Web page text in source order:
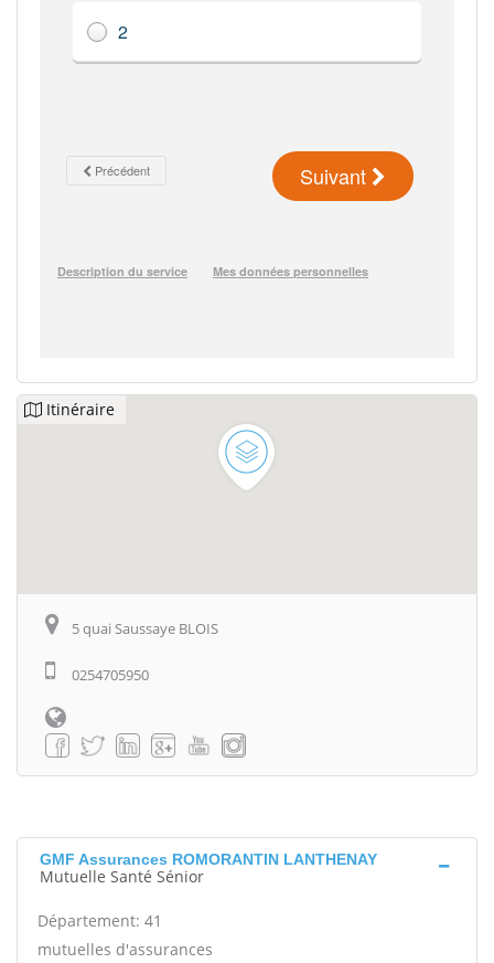
Itinéraire
5 quai Saussaye BLOIS
0254705950
GMF Assurances ROMORANTIN LANTHENAY
Mutuelle Santé Sénior
Département: 41
mutuelles d'assurances